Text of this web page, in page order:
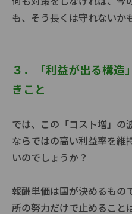
も、そう長くは守れないか
３．「利益が出る構造
きこと
では、この「コスト増」の
ならではの高い利益率を維
いのでしょうか？
報酬単価は国が決めるもの
所の努力だけで止めること